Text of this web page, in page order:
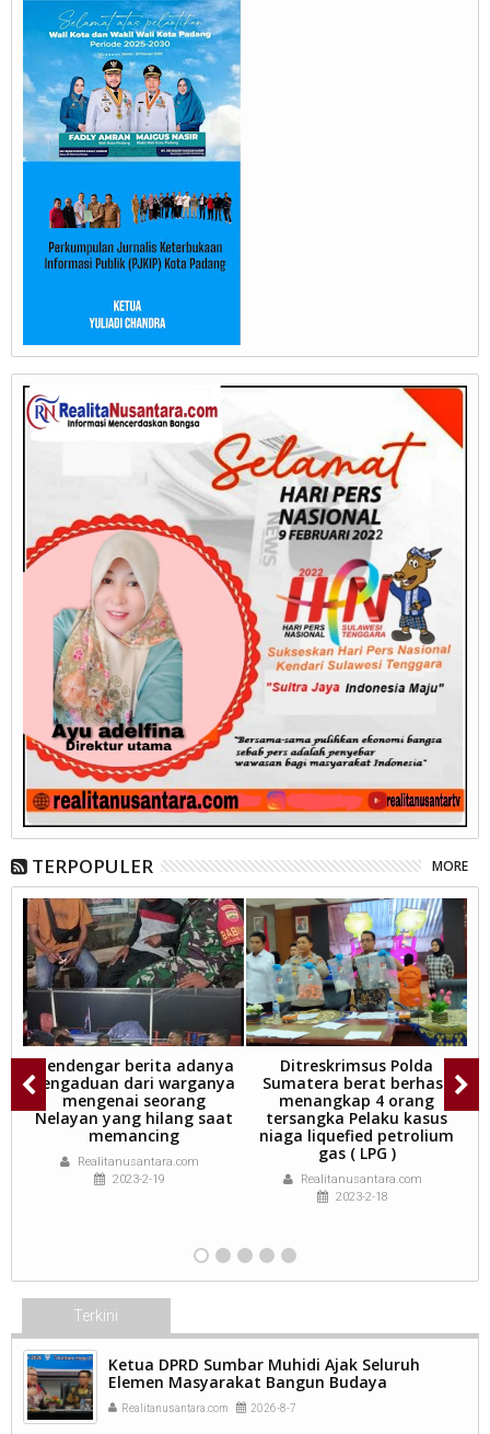
TERPOPULER MORE
Mendengar berita adanya
pengaduan dari warganya
mengenai seorang
Nelayan yang hilang saat
memancing
Realitanusantara.com
2023-2-19
Ditreskrimsus Polda
Sumatera berat berhasil
menangkap 4 orang
tersangka Pelaku kasus
niaga liquefied petrolium
gas ( LPG )
Realitanusantara.com
2023-2-18
Terkini
Ketua DPRD Sumbar Muhidi Ajak Seluruh
Elemen Masyarakat Bangun Budaya
Kewaspadaan Dini Demi Menjaga Kamtibmas.
Realitanusantara.com 2026-8-7